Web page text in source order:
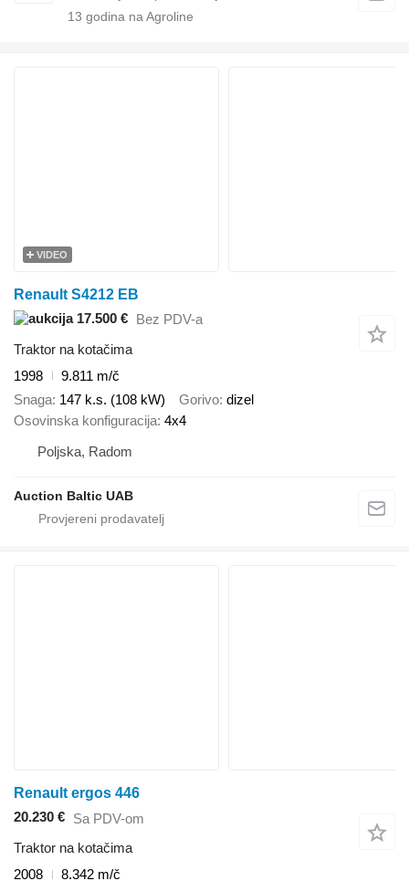
13 godina na Agroline
VIDEO
Renault S4212 EB
17.500 € Bez PDV-a
Traktor na kotačima
1998
9.811 m/č
Snaga 147 k.s. (108 kW) Gorivo dizel
Osovinska konfiguracija 4x4
Poljska, Radom
Auction Baltic UAB
Renault ergos 446
20.230 € Sa PDV-om
Traktor na kotačima
2008
8.342 m/č